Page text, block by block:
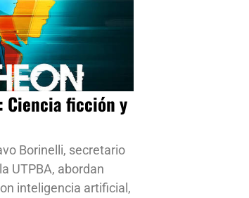
Ciencia ficción y
Borinelli, secretario
UTPBA, abordan
inteligencia artificial,